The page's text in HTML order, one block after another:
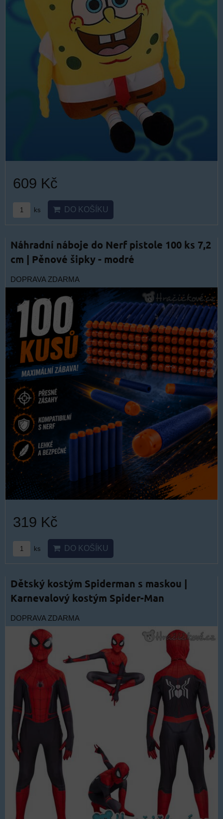
609 Kč
ks DO KOŠÍKU
Náhradní náboje do Nerf pistole 100 ks 7,2
cm | Pěnové šipky - modré
DOPRAVA ZDARMA
319 Kč
ks DO KOŠÍKU
Dětský kostým Spiderman s maskou |
Karnevalový kostým Spider-Man
DOPRAVA ZDARMA